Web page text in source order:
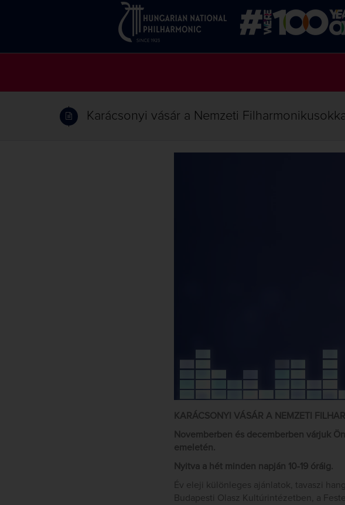
Karácsonyi vásár a Nemzeti
KARÁCSONYI VÁSÁR A NEMZETI
Novemberben és decemberben várjuk
emeletén.
Nyitva a hét minden napján 10-19 óráig.
Év eleji különleges ajánlatok, tavaszi
Budapesti Olasz Kultúrintézetben, a